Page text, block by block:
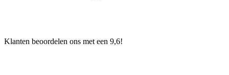
Klanten beoordelen ons met een 9,6!